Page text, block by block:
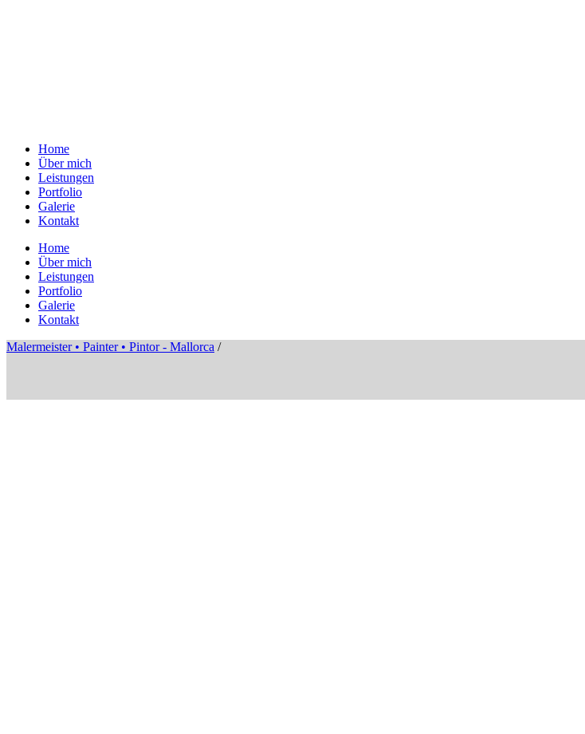
Home
Über mich
Leistungen
Portfolio
Galerie
Kontakt
Home
Über mich
Leistungen
Portfolio
Galerie
Kontakt
Malermeister • Painter • Pintor - Mallorca /